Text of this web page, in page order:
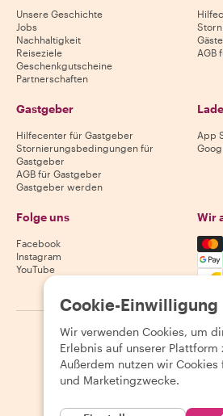
Unsere Geschichte
Jobs
Nachhaltigkeit
Reiseziele
Geschenkgutscheine
Partnerschaften
Gäste
AGB
Gastgeber
Hilfecenter für Gastgeber
Stornierungsbedingungen für
Gastgeber
AGB für Gastgeber
Gastgeber werden
App
Folge uns
Facebook
Instagram
YouTube
Wir
2026 Withlocals.com |
Seitenübersicht
Cookie-Einwilligung
Wir verwenden Cookies, um
Erlebnis auf unserer Plattform
Außerdem nutzen wir Cookies
und Marketingzwecke.